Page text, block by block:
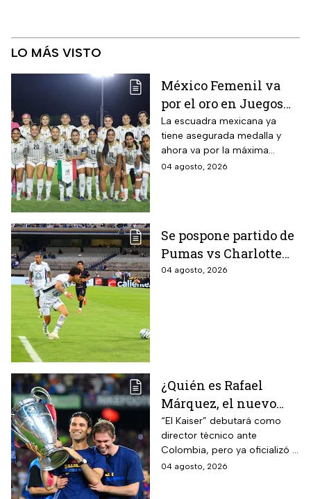
LO MÁS VISTO
México Femenil va
por el oro en Juegos
Centroamericanos; ya
conoce a su rival
La escuadra mexicana ya
tiene asegurada medalla y
ahora va por la máxima
presea en los Juegos
04 agosto, 2026
Se pospone partido de
Pumas vs Charlotte
FC en el inicio de la
04 agosto, 2026
¿Quién es Rafael
Márquez, el nuevo
entrenador de la
Selección Mexicana
que debutará con
Colombia, Perú y
“El Kaiser” debutará como
director técnico ante
Colombia, pero ya oficializó la
fecha de su primer encuentro
04 agosto, 2026